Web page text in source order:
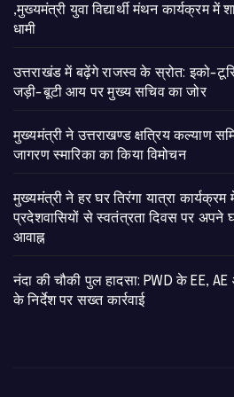
,मुख्यमंत्री युवा विद्यार्थी मंथन कार्यक्रम में
धामी
उत्तराखंड में बढ़ेंगे राजस्व के स्रोत: इको-
जड़ी-बूटी आय पर मुख्य सचिव का जोर
मुख्यमंत्री ने उत्तराखण्ड क्षत्रिय कल्याण
जागरण स्मारिका का किया विमोचन
मुख्यमंत्री ने हर घर तिरंगा यात्रा
प्रदेशवासियों से स्वतंत्रता दिवस पर अपने
आवाह्न
नंदा की चौकी पुल हादसा: PWD के EE,
के निर्देश पर सख्त कार्रवाई